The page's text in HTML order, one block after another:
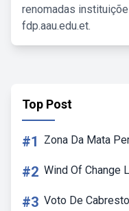
renomadas
fdp.aau.edu.et.
Top Post
#1 Zona Da Mata
#2 Wind Of Change
#3 Voto De